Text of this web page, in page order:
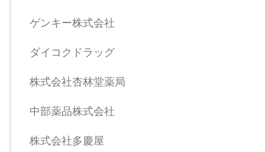
ゲンキー株式会社
ダイコクドラッグ
株式会社杏林堂薬局
中部薬品株式会社
株式会社多慶屋